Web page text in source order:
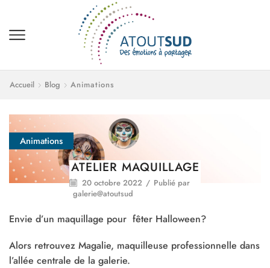
Accueil Blog Animations
Animations
ATELIER MAQUILLAGE
20 octobre 2022 / Publié par
galerie@atoutsud
Envie d’un maquillage pour fêter Halloween?
Alors retrouvez Magalie, maquilleuse professionnelle dans
l’allée centrale de la galerie.